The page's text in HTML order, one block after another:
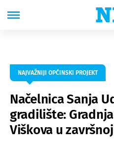
NAJVAŽNIJI OPĆINSKI PROJEKT
Načelnica Sanja
gradilište:
Viškova u